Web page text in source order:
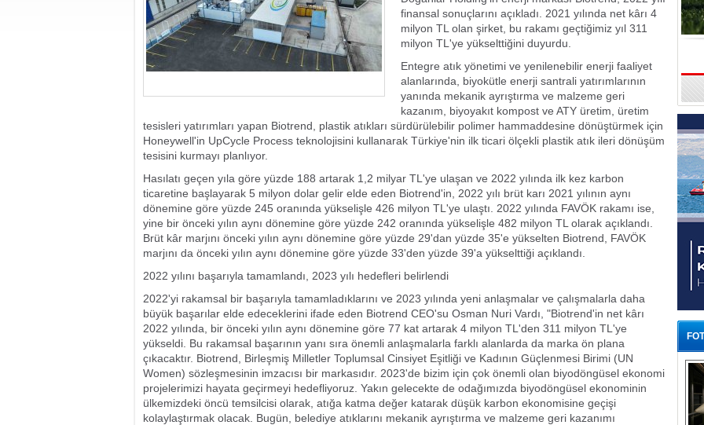
finansal sonuçlarını açıkladı. 2021 yılında net kârı 4
milyon TL olan şirket, bu rakamı geçtiğimiz yıl 311
milyon TL'ye yükselttiğini duyurdu.
Entegre atık yönetimi ve yenilenebilir enerji faaliyet
alanlarında, biyokütle enerji santrali yatırımlarının
yanında mekanik ayrıştırma ve malzeme geri
kazanım, biyoyakıt kompost ve ATY üretim, üretim
tesisleri yatırımları yapan Biotrend, plastik atıkları sürdürülebilir polimer hammaddesine dönüştürmek için
Honeywell'in UpCycle Process teknolojisini kullanarak Türkiye'nin ilk ticari ölçekli plastik atık ileri dönüşüm
tesisini kurmayı planlıyor.
Hasılatı geçen yıla göre yüzde 188 artarak 1,2 milyar TL'ye ulaşan ve 2022 yılında ilk kez karbon
ticaretine başlayarak 5 milyon dolar gelir elde eden Biotrend'in, 2022 yılı brüt karı 2021 yılının aynı
dönemine göre yüzde 245 oranında yükselişle 426 milyon TL'ye ulaştı. 2022 yılında FAVÖK rakamı ise,
yine bir önceki yılın aynı dönemine göre yüzde 242 oranında yükselişle 482 milyon TL olarak açıklandı.
Brüt kâr marjını önceki yılın aynı dönemine göre yüzde 29'dan yüzde 35'e yükselten Biotrend, FAVÖK
marjını da önceki yılın aynı dönemine göre yüzde 33'den yüzde 39'a yükselttiği açıklandı.
2022 yılını başarıyla tamamlandı, 2023 yılı hedefleri belirlendi
2022'yi rakamsal bir başarıyla tamamladıklarını ve 2023 yılında yeni anlaşmalar ve çalışmalarla daha
büyük başarılar elde edeceklerini ifade eden Biotrend CEO'su Osman Nuri Vardı, "Biotrend'in net kârı
2022 yılında, bir önceki yılın aynı dönemine göre 77 kat artarak 4 milyon TL'den 311 milyon TL'ye
yükseldi. Bu rakamsal başarının yanı sıra önemli anlaşmalarla farklı alanlarda da marka ön plana
çıkacaktır. Biotrend, Birleşmiş Milletler Toplumsal Cinsiyet Eşitliği ve Kadının Güçlenmesi Birimi (UN
Women) sözleşmesinin imzacısı bir markasıdır. 2023'de bizim için çok önemli olan biyodöngüsel ekonomi
projelerimizi hayata geçirmeyi hedefliyoruz. Yakın gelecekte de odağımızda biyodöngüsel ekonominin
ülkemizdeki öncü temsilcisi olarak, atığa katma değer katarak düşük karbon ekonomisine geçişi
kolaylaştırmak olacak. Bugün, belediye atıklarını mekanik ayrıştırma ve malzeme geri kazanımı
En Prestijli Ödül Töreninde Yeniden
Onur Konuğu